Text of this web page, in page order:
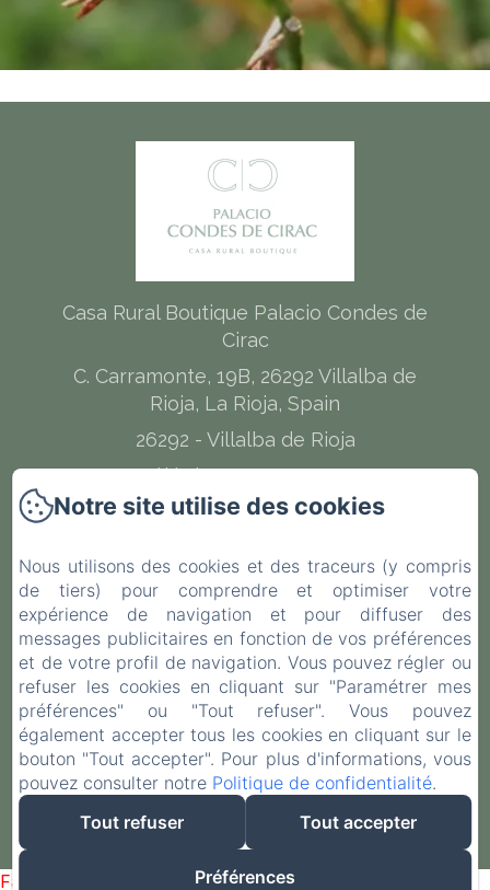
Casa Rural Boutique Palacio Condes de
Cirac
C. Carramonte, 19B, 26292 Villalba de
Rioja, La Rioja, Spain
26292 - Villalba de Rioja
Téléphone: 632675145
hola@palaciocondesdecirac.es
Accueil
Chambres
Contact
EN FR ES
Créé par Amenitiz
Failed to load BookingEngine/index: Loading chunk 1322
Notre site utilise des cookies
Nous utilisons des cookies et des traceurs (y compris
de tiers) pour comprendre et optimiser votre
expérience de navigation et pour diffuser des
messages publicitaires en fonction de vos préférences
et de votre profil de navigation. Vous pouvez régler ou
refuser les cookies en cliquant sur "Paramétrer mes
préférences" ou "Tout refuser". Vous pouvez
également accepter tous les cookies en cliquant sur le
bouton "Tout accepter". Pour plus d'informations, vous
pouvez consulter notre Politique de confidentialité.
Tout refuser
Tout accepter
Préférences